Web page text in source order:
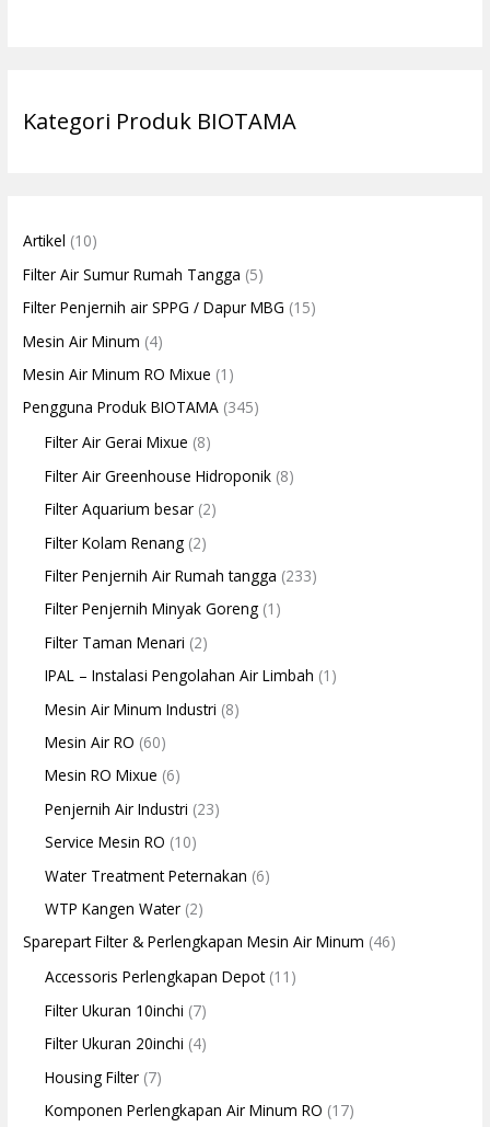
Kategori Produk BIOTAMA
Artikel (10)
Filter Air Sumur Rumah Tangga (5)
Filter Penjernih air SPPG / Dapur MBG (15)
Mesin Air Minum (4)
Mesin Air Minum RO Mixue (1)
Pengguna Produk BIOTAMA (345)
Filter Air Gerai Mixue (8)
Filter Air Greenhouse Hidroponik (8)
Filter Aquarium besar (2)
Filter Kolam Renang (2)
Filter Penjernih Air Rumah tangga (233)
Filter Penjernih Minyak Goreng (1)
Filter Taman Menari (2)
IPAL – Instalasi Pengolahan Air Limbah (1)
Mesin Air Minum Industri (8)
Mesin Air RO (60)
Mesin RO Mixue (6)
Penjernih Air Industri (23)
Service Mesin RO (10)
Water Treatment Peternakan (6)
WTP Kangen Water (2)
Sparepart Filter & Perlengkapan Mesin Air Minum (46)
Accessoris Perlengkapan Depot(11)
Filter Ukuran 10inchi (7)
Filter Ukuran 20inchi (4)
Housing Filter (7)
Komponen Perlengkapan Air Minum RO (17)